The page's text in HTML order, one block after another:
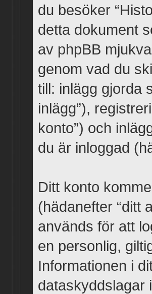
du besöker
detta dokument
av phpBB
genom vad du
till: inlägg gjorda
inlägg”),
konto”) och
du är inloggad
Ditt konto
(hädanefter “ditt
används för att
en personlig,
Informationen i
dataskyddslagar